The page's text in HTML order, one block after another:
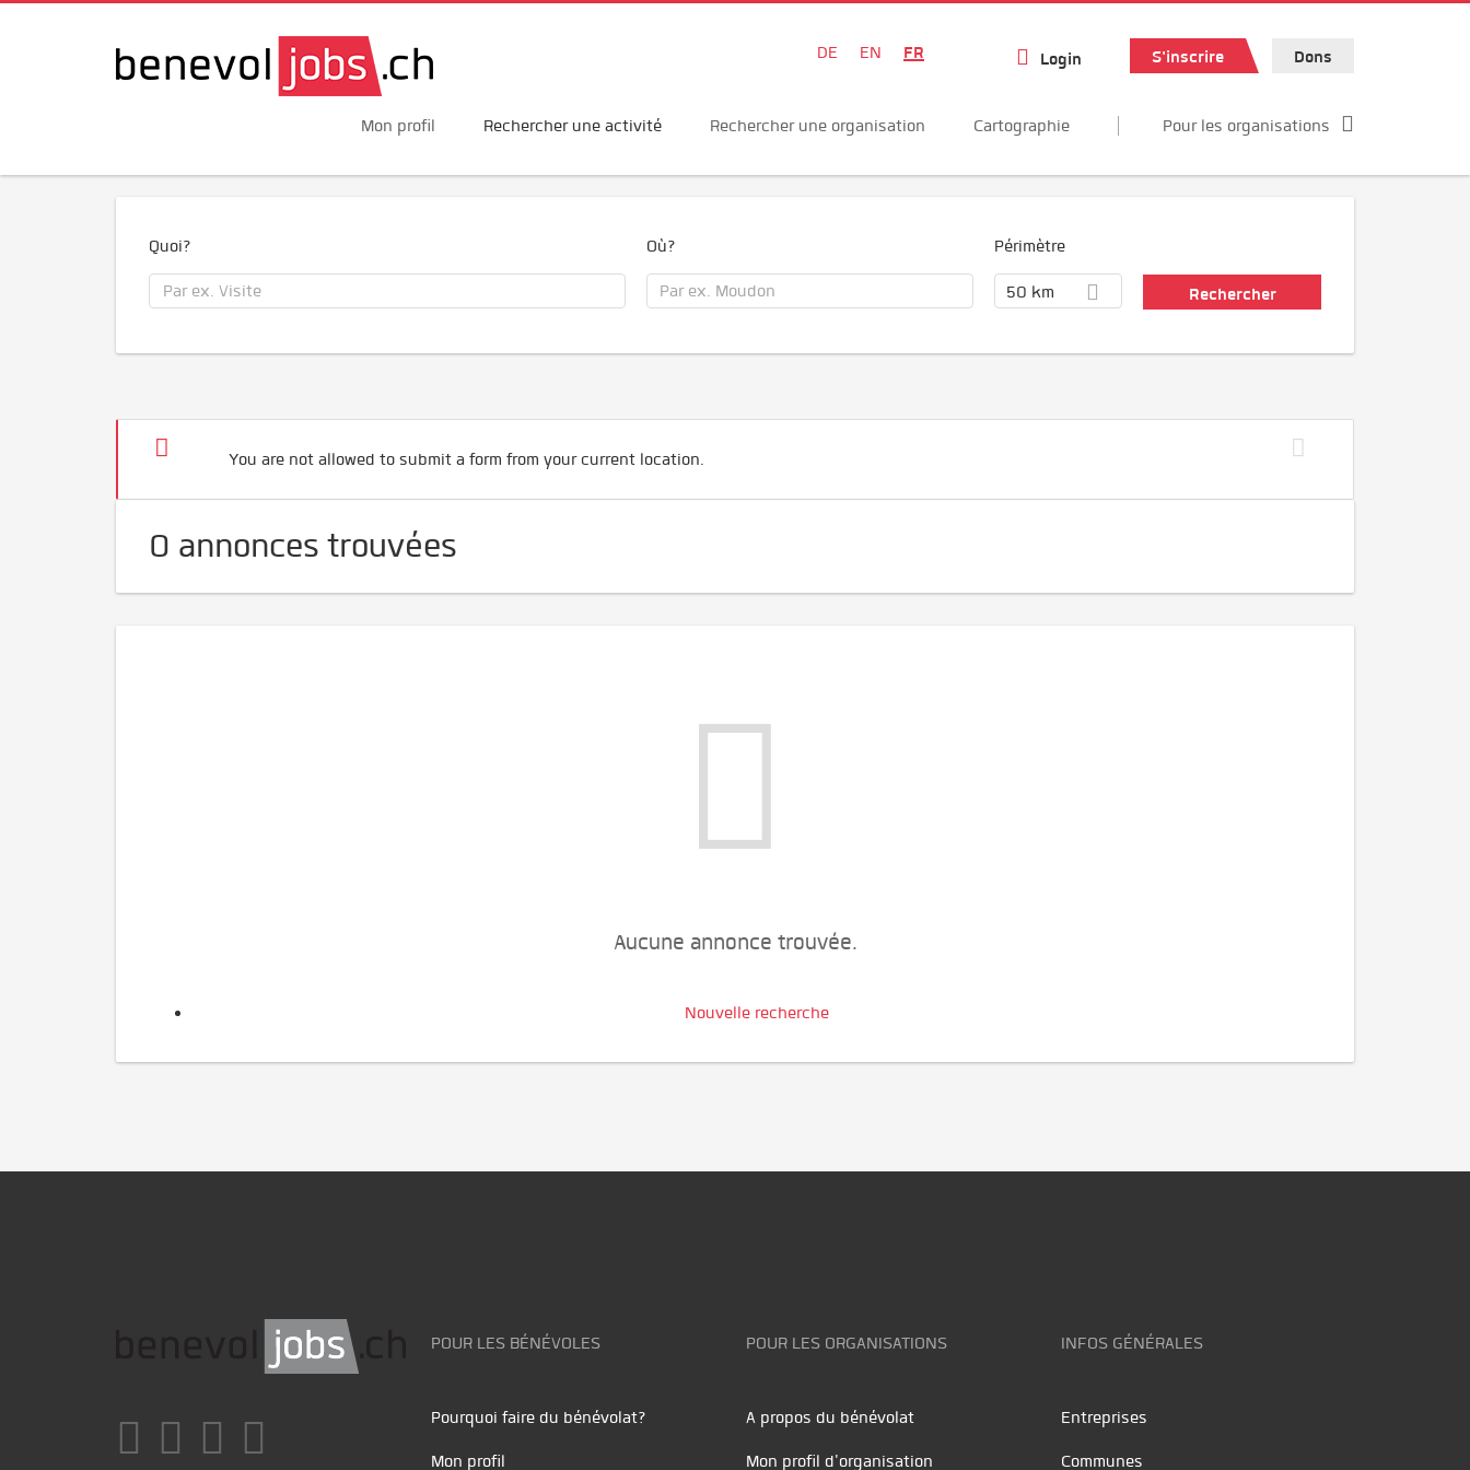
DE EN FR Login S'inscrire Dons
Mon profil Rechercher une activité Rechercher une organisation Cartographie Pour les organisations
Quoi? Où? Périmètre
50 km
You are not allowed to submit a form from your current location.
0 annonces trouvées
Aucune annonce trouvée.
Nouvelle recherche
POUR LES BÉNÉVOLES
Pourquoi faire du bénévolat?
Mon profil
POUR LES ORGANISATIONS
A propos du bénévolat
Mon profil d'organisation
INFOS GÉNÉRALES
Entreprises
Communes